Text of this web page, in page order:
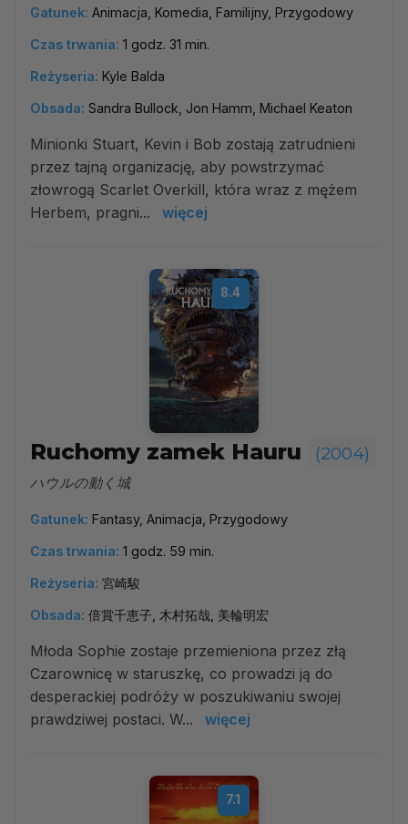
Gatunek: Animacja, Komedia, Familijny, Przygodowy
Czas trwania: 1 godz. 31 min.
Reżyseria: Kyle Balda
Obsada: Sandra Bullock, Jon Hamm, Michael Keaton
Minionki Stuart, Kevin i Bob zostają zatrudnieni
przez tajną organizację, aby powstrzymać
złowrogą Scarlet Overkill, która wraz z mężem
Herbem, pragni...
więcej
8.4
Ruchomy zamek Hauru (2004)
ハウルの動く城
Gatunek: Fantasy, Animacja, Przygodowy
Czas trwania: 1 godz. 59 min.
Reżyseria: 宮崎駿
Obsada: 倍賞千恵子, 木村拓哉, 美輪明宏
Młoda Sophie zostaje przemieniona przez złą
Czarownicę w staruszkę, co prowadzi ją do
desperackiej podróży w poszukiwaniu swojej
prawdziwej postaci. W...
więcej
7.1